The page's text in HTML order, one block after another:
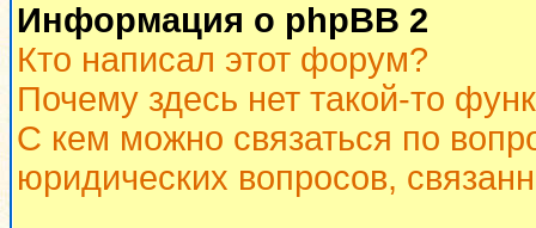
Информация о phpBB 2
Кто написал этот форум?
Почему здесь нет такой-то
С кем можно связаться по
юридических вопросов,